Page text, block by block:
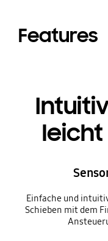
Features
Einfache und
Schieben mit dem